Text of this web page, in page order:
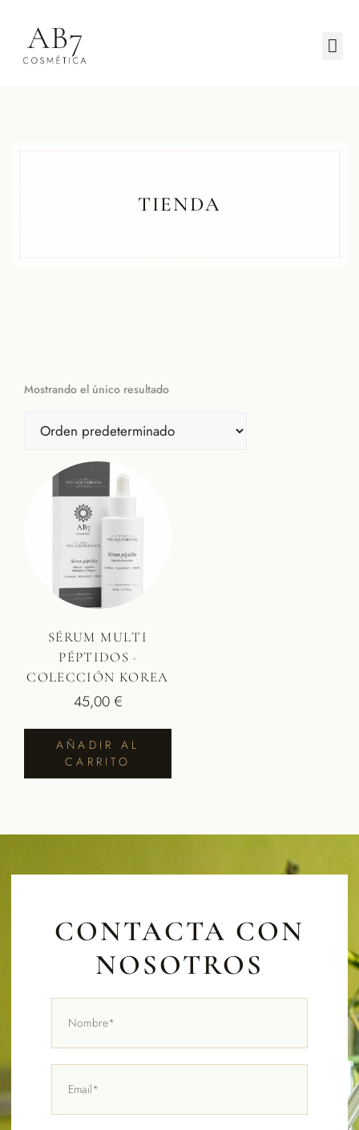
TIENDA
Mostrando el único resultado
SÉRUM MULTI
PÉPTIDOS ·
COLECCIÓN KOREA
45,00€
AÑADIR AL
CARRITO
CONTACTA CON
NOSOTROS